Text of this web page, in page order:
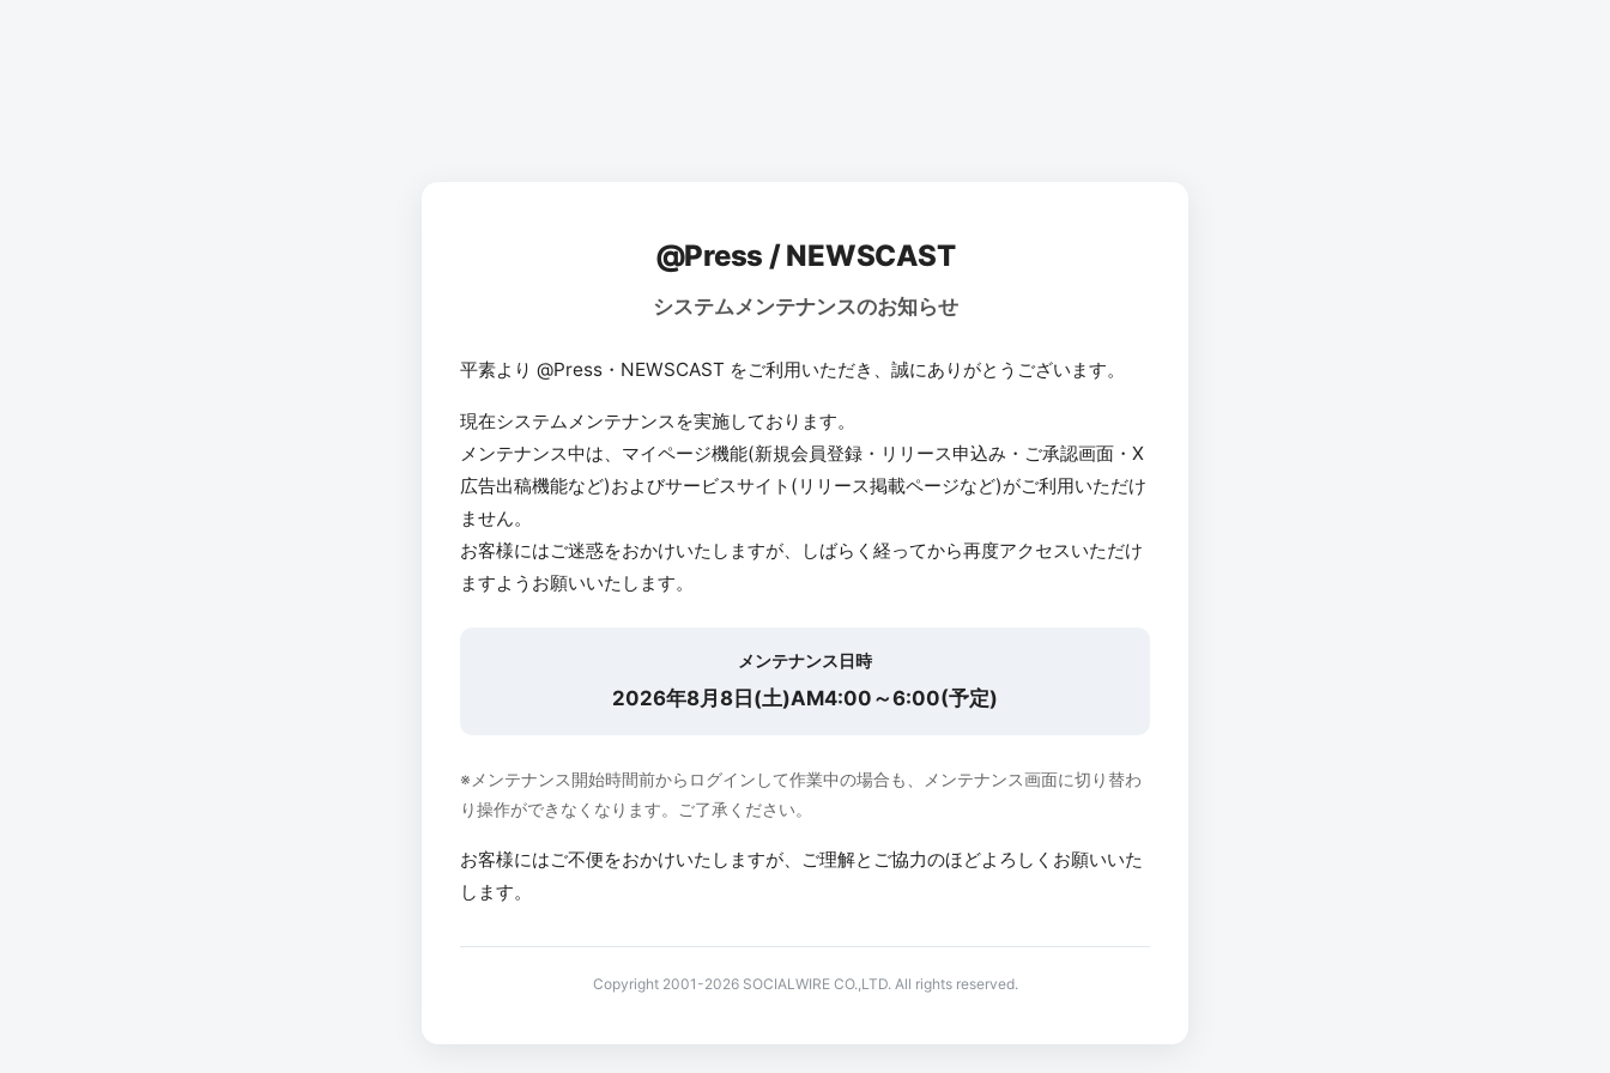
@Press / NEWSCAST
システムメンテナンスのお知らせ
平素より @Press・NEWSCAST をご利用いただき、誠にありがとうございます。
現在システムメンテナンスを実施しております。
メンテナンス中は、マイページ機能(新規会員登録・リリース申込み・ご承認画面・X
広告出稿機能など)およびサービスサイト(リリース掲載ページなど)がご利用いただけ
ません。
お客様にはご迷惑をおかけいたしますが、しばらく経ってから再度アクセスいただけ
ますようお願いいたします。
メンテナンス日時
2026年8月8日(土)AM4:00～6:00(予定)
※メンテナンス開始時間前からログインして作業中の場合も、メンテナンス画面に切り替わ
り操作ができなくなります。ご了承ください。
お客様にはご不便をおかけいたしますが、ご理解とご協力のほどよろしくお願いいた
します。
Copyright 2001-2026 SOCIALWIRE CO.,LTD. All rights reserved.